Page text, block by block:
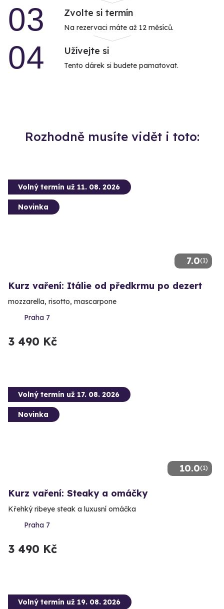
03 Zvolte si termín
Na rezervaci máte až 12 měsíců.
04 Užívejte si
Tento dárek si budete pamatovat.
Rozhodně musíte vidět i toto:
7.0(1)
Volný termín už 11. 08. 2026
Novinka
Kurz vaření: Itálie od předkrmu po dezert
mozzarella, risotto, mascarpone
Praha 7
3 490 Kč
10.0(1)
Volný termín už 17. 08. 2026
Novinka
Kurz vaření: Steaky a omáčky
Křehký ribeye steak a luxusní omáčka
Praha 7
3 490 Kč
Volný termín už 19. 08. 2026